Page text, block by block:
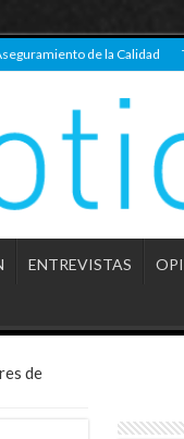
de la Calidad
ENTREVISTAS
de